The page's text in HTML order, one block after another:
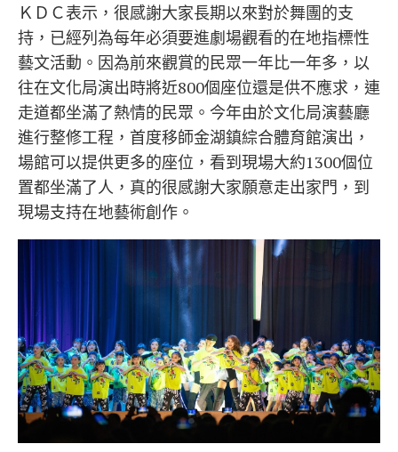
ＫＤＣ表示，很感謝大家長期以來對於舞團的支
持，已經列為每年必須要進劇場觀看的在地指標性
藝文活動。因為前來觀賞的民眾一年比一年多，以
往在文化局演出時將近800個座位還是供不應求，連
走道都坐滿了熱情的民眾。今年由於文化局演藝廳
進行整修工程，首度移師金湖鎮綜合體育館演出，
場館可以提供更多的座位，看到現場大約1300個位
置都坐滿了人，真的很感謝大家願意走出家門，到
現場支持在地藝術創作。